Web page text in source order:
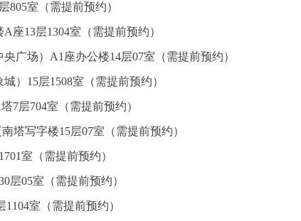
805室（需提前预约）
座13层1304室（需提前预约）
广场）A1座办公楼14层07室（需提前预约）
）15层1508室（需提前预约）
7层704室（需提前预约）
塔写字楼15层07室（需提前预约）
室（需提前预约）
层05室（需提前预约）
室（需提前预约）